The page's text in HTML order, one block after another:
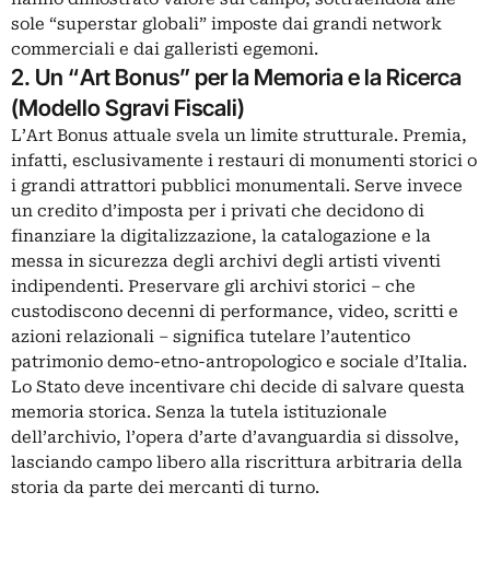
sole “superstar globali” imposte dai grandi network
commerciali e dai galleristi egemoni.
2. Un “Art Bonus” per la Memoria e la Ricerca
(Modello Sgravi Fiscali)
L’Art Bonus attuale svela un limite strutturale. Premia,
infatti, esclusivamente i restauri di monumenti storici o
i grandi attrattori pubblici monumentali. Serve invece
un credito d’imposta per i privati che decidono di
finanziare la digitalizzazione, la catalogazione e la
messa in sicurezza degli archivi degli artisti viventi
indipendenti. Preservare gli archivi storici – che
custodiscono decenni di performance, video, scritti e
azioni relazionali – significa tutelare l’autentico
patrimonio demo-etno-antropologico e sociale d’Italia.
Lo Stato deve incentivare chi decide di salvare questa
memoria storica. Senza la tutela istituzionale
dell’archivio, l’opera d’arte d’avanguardia si dissolve,
lasciando campo libero alla riscrittura arbitraria della
storia da parte dei mercanti di turno.